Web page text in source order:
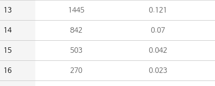
13 1445 0.121
14 842 0.07
15 503 0.042
16 270 0.023